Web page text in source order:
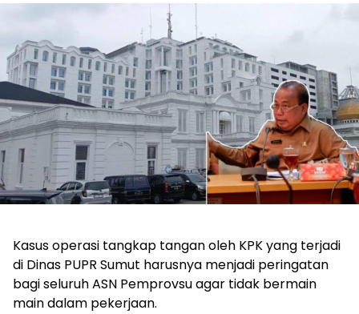
Kasus operasi tangkap tangan oleh KPK yang terjadi
di Dinas PUPR Sumut harusnya menjadi peringatan
bagi seluruh ASN Pemprovsu agar tidak bermain
main dalam pekerjaan.